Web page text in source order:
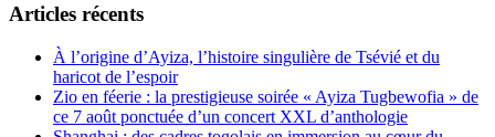
Articles récents
À l’origine d’Ayiza, l’histoire singulière de Tsévié et du
haricot de l’espoir
Zio en féerie : la prestigieuse soirée « Ayiza Tugbewofia » de
ce 7 août ponctuée d’un concert XXL d’anthologie